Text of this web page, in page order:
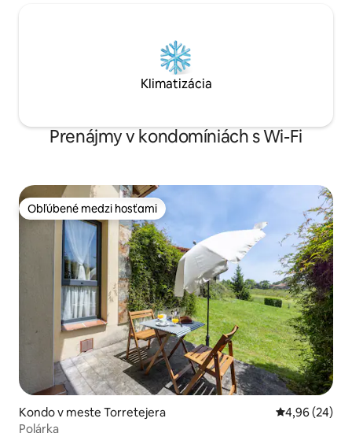
Klimatizácia
Prenájmy v kondomíniách s Wi-Fi
Obľúbené medzi hosťami
Obľúbené medzi hosťami
Kondo v meste Torretejera Priemerné
4,96 (24)
Polárka